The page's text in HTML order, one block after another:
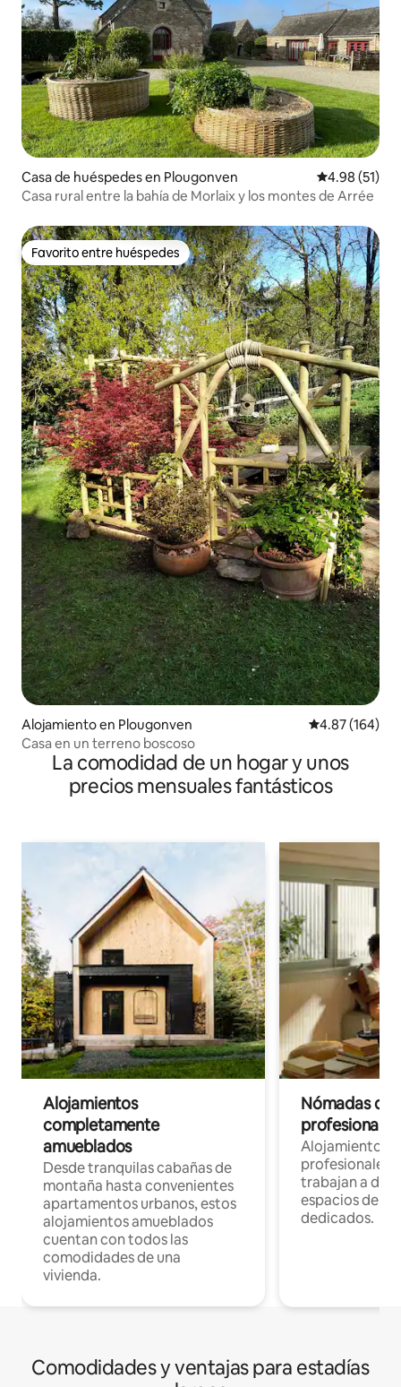
Casa de huéspedes en Plougonven Calificación
4.98 (51)
Casa rural entre la bahía de Morlaix y los montes de Arrée
Favorito entre huéspedes
Favorito entre huéspedes
Alojamiento en Plougonven Calificación
4.87 (164)
Casa en un terreno boscoso
La comodidad de un hogar y unos
precios mensuales fantásticos
Alojamientos
completamente
amueblados
Desde tranquilas cabañas de
montaña hasta convenientes
apartamentos urbanos, estos
alojamientos amueblados
cuentan con todos las
comodidades de una
vivienda.
Nómadas
Alojamientos
profesionales
trabajan a
espacios de
dedicados.
Comodidades y ventajas para estadías